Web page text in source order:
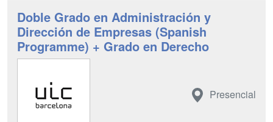
Doble Grado en Administración y
Dirección de Empresas (Spanish
Programme) + Grado en Derecho
Presencial